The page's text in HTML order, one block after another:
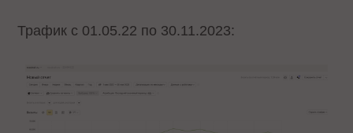
Трафик с 01.05.22 по 30.11.2023: